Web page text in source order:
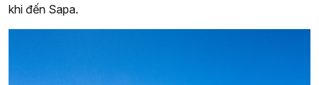
khi đến Sapa.